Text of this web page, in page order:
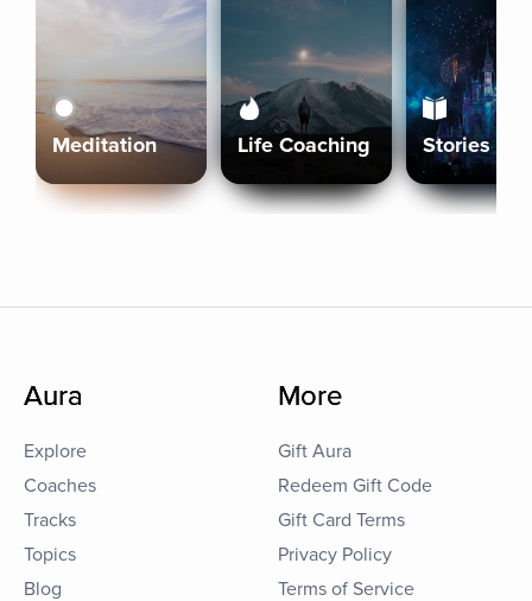
Meditation Life Coaching Stories
Aura
Explore
Coaches
Tracks
Topics
Blog
More
Gift Aura
Redeem Gift Code
Gift Card Terms
Privacy Policy
Terms of Service